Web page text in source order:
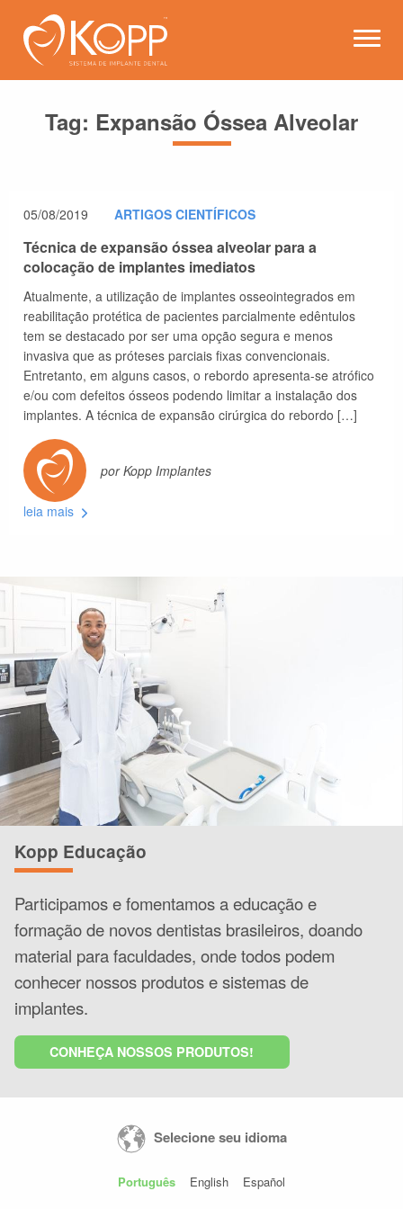
Kopp - Sistema de Implante
Tag: Expansão Óssea Alveolar
05/08/2019 ARTIGOS CIENTÍFICOS
Técnica de expansão óssea alveolar para a
colocação de implantes imediatos
Atualmente, a utilização de implantes osseointegrados em
reabilitação protética de pacientes parcialmente edêntulos
tem se destacado por ser uma opção segura e menos
invasiva que as próteses parciais fixas convencionais.
Entretanto, em alguns casos, o rebordo apresenta-se atrófico
e/ou com defeitos ósseos podendo limitar a instalação dos
implantes. A técnica de expansão cirúrgica do rebordo […]
por Kopp Implantes
leia mais
Kopp Educação
Participamos e fomentamos a educação e
formação de novos dentistas brasileiros, doando
material para faculdades, onde todos podem
conhecer nossos produtos e sistemas de
implantes.
CONHEÇA NOSSOS PRODUTOS!
Selecione seu idioma
Português English Español